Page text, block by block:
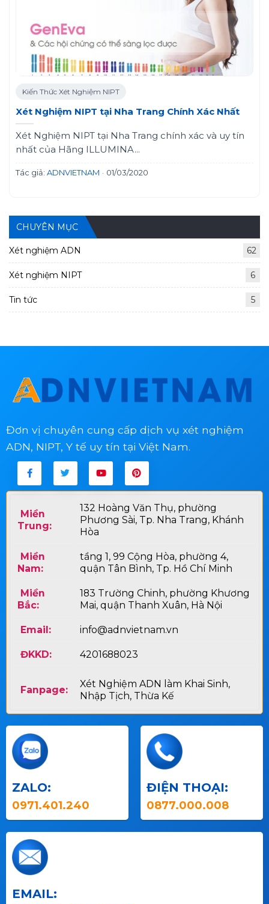
Kiến Thức Xét Nghiệm NIPT
Xét Nghiệm NIPT tại Nha Trang Chính Xác Nhất
Xét Nghiệm NIPT tại Nha Trang chính xác và uy tín
nhất của Hãng ILLUMINA...
Tác giả: ADNVIETNAM · 01/03/2020
CHUYÊN MỤC
Xét nghiệm ADN 62
Xét nghiệm NIPT 6
Tin tức 5
Đơn vị chuyên cung cấp dịch vụ xét nghiệm
ADN, NIPT, Y tế uy tín tại Việt Nam.
Miền
Trung:
132 Hoàng Văn Thụ, phường
Phương Sài, Tp. Nha Trang, Khánh
Hòa
Miền
Nam:
tầng 1, 99 Cộng Hòa, phường 4,
quận Tân Bình, Tp. Hồ Chí Minh
Miền
Bắc:
183 Trường Chinh, phường Khương
Mai, quận Thanh Xuân, Hà Nội
Email: info@adnvietnam.vn
ĐKKD: 4201688023
Fanpage:
Xét Nghiệm ADN làm Khai Sinh,
Nhập Tịch, Thừa Kế
ZALO:
0971.401.240
ĐIỆN THOẠI:
0877.000.008
EMAIL: